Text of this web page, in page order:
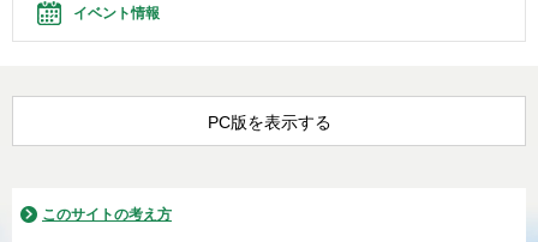
イベント情報
PC版を表示する
このサイトの考え方